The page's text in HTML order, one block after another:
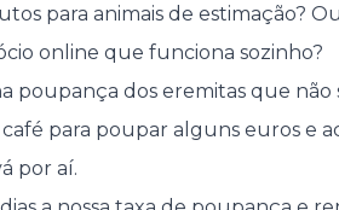
para animais de estimação?
online que funciona sozinho?
poupança dos eremitas que não
para poupar alguns euros e
por aí.